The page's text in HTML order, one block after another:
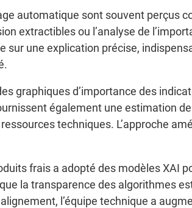
automatique sont souvent perçus
extractibles ou l’analyse de
sur une explication précise,
graphiques d’importance des
également une estimation
techniques. L’approche
frais a adopté des modèles XAI
la transparence des algorithmes
l’équipe technique a